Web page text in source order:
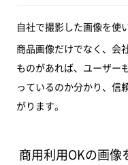
自社で撮影した画像を使
商品画像だけでなく、会
ものがあれば、ユーザー
っているのか分かり、信
がります。
商用利用OKの画像